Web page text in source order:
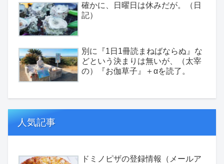
確かに、日曜日は休みだが。（日
記）
別に『1日1冊読まねばならぬ』な
どという決まりは無いが、（太宰
の）『お伽草子』＋αを読了。
人気記事
ドミノピザの登録情報（メールア